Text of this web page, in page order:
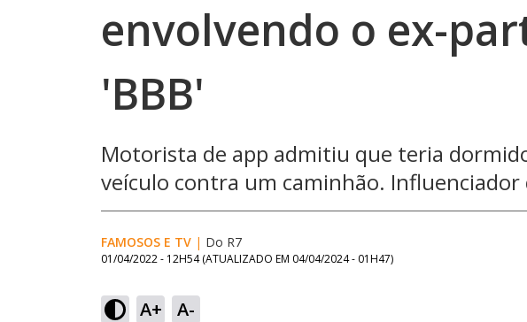
envolvendo o ex-
'BBB'
Motorista de app admitiu que teria
veículo contra um caminhão. Influenciador
FAMOSOS E TV | Do R7
01/04/2022 - 12H54 (ATUALIZADO EM 04/04/2024 - 01H47)
A+ A-